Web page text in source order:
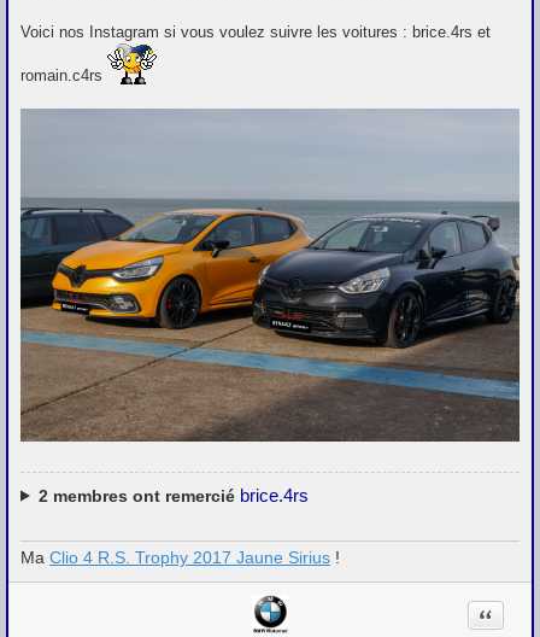
Voici nos Instagram si vous voulez suivre les voitures : brice.4rs et
romain.c4rs
2membres ont remercié brice.4rs
Ma Clio 4 R.S. Trophy 2017 Jaune Sirius !
Citation